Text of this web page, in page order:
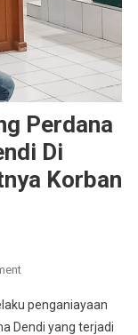
Perdana
Di
Korban
On
Arbain
Jalani
penganiayaan
Dendi yang terjadi